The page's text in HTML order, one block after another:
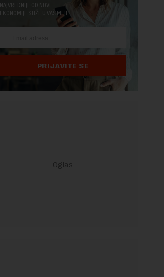
NAJVREDNIJE OD NOVE
EKONOMIJE STIŽE U VAŠ MEJL.
PRIJAVITE SE